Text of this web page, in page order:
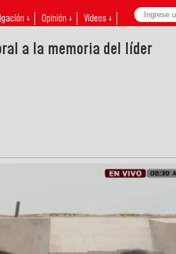
↓ Opinión ↓ Videos ↓
a la memoria del líder